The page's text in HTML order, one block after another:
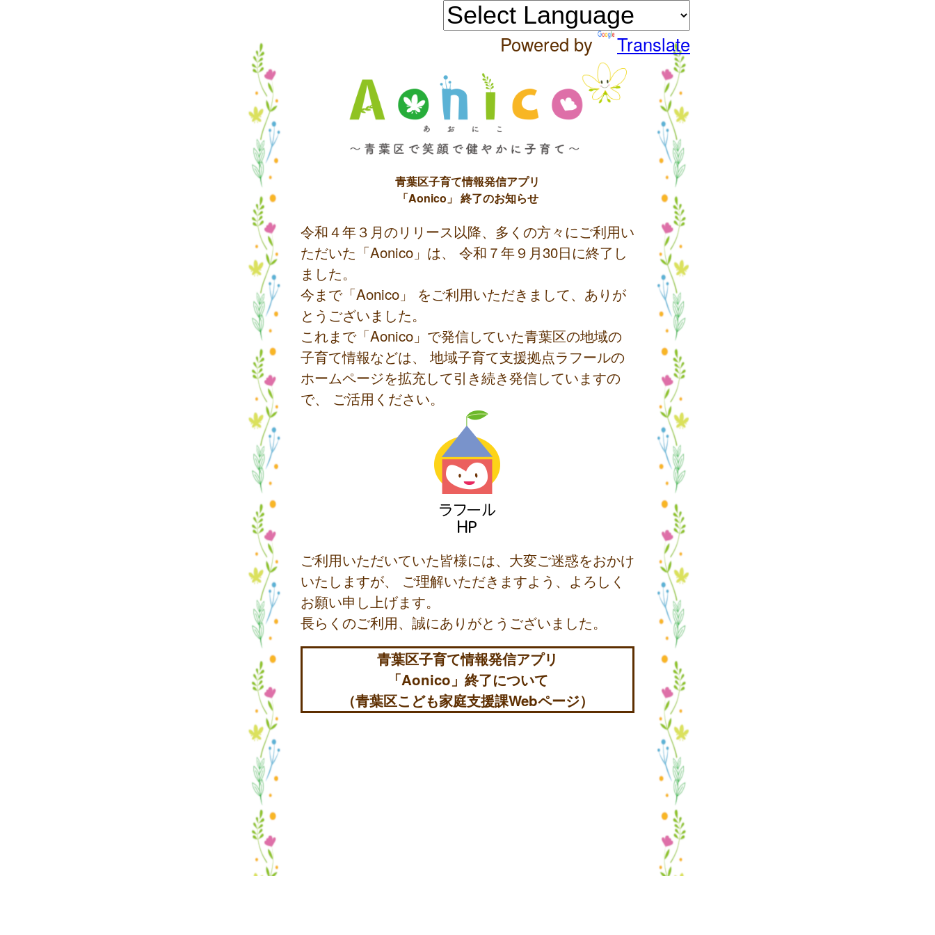
Powered by Translate
青葉区子育て情報発信アプリ
「Aonico」 終了のお知らせ
令和４年３月のリリース以降、多くの方々にご利用い
ただいた「Aonico」は、 令和７年９月30日に終了し
ました。
今まで「Aonico」 をご利用いただきまして、ありが
とうございました。
これまで「Aonico」で発信していた青葉区の地域の
子育て情報などは、 地域子育て支援拠点ラフールの
ホームページを拡充して引き続き発信していますの
で、 ご活用ください。
ご利用いただいていた皆様には、大変ご迷惑をおかけ
いたしますが、 ご理解いただきますよう、よろしく
お願い申し上げます。
長らくのご利用、誠にありがとうございました。
青葉区子育て情報発信アプリ
「Aonico」終了について
（青葉区こども家庭支援課Webページ）